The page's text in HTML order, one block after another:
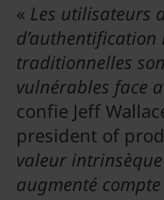
« Les utilisateurs
traditionnelles
vulnérables face
confie Jeff
president of
valeur intrinsèque
augmenté